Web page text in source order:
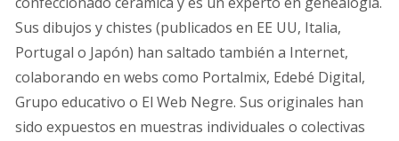
Sus dibujos y chistes (publicados en EE UU, Italia,
Portugal o Japón) han saltado también a Internet,
colaborando en webs como Portalmix, Edebé Digital,
Grupo educativo o El Web Negre. Sus originales han
sido expuestos en muestras individuales o colectivas